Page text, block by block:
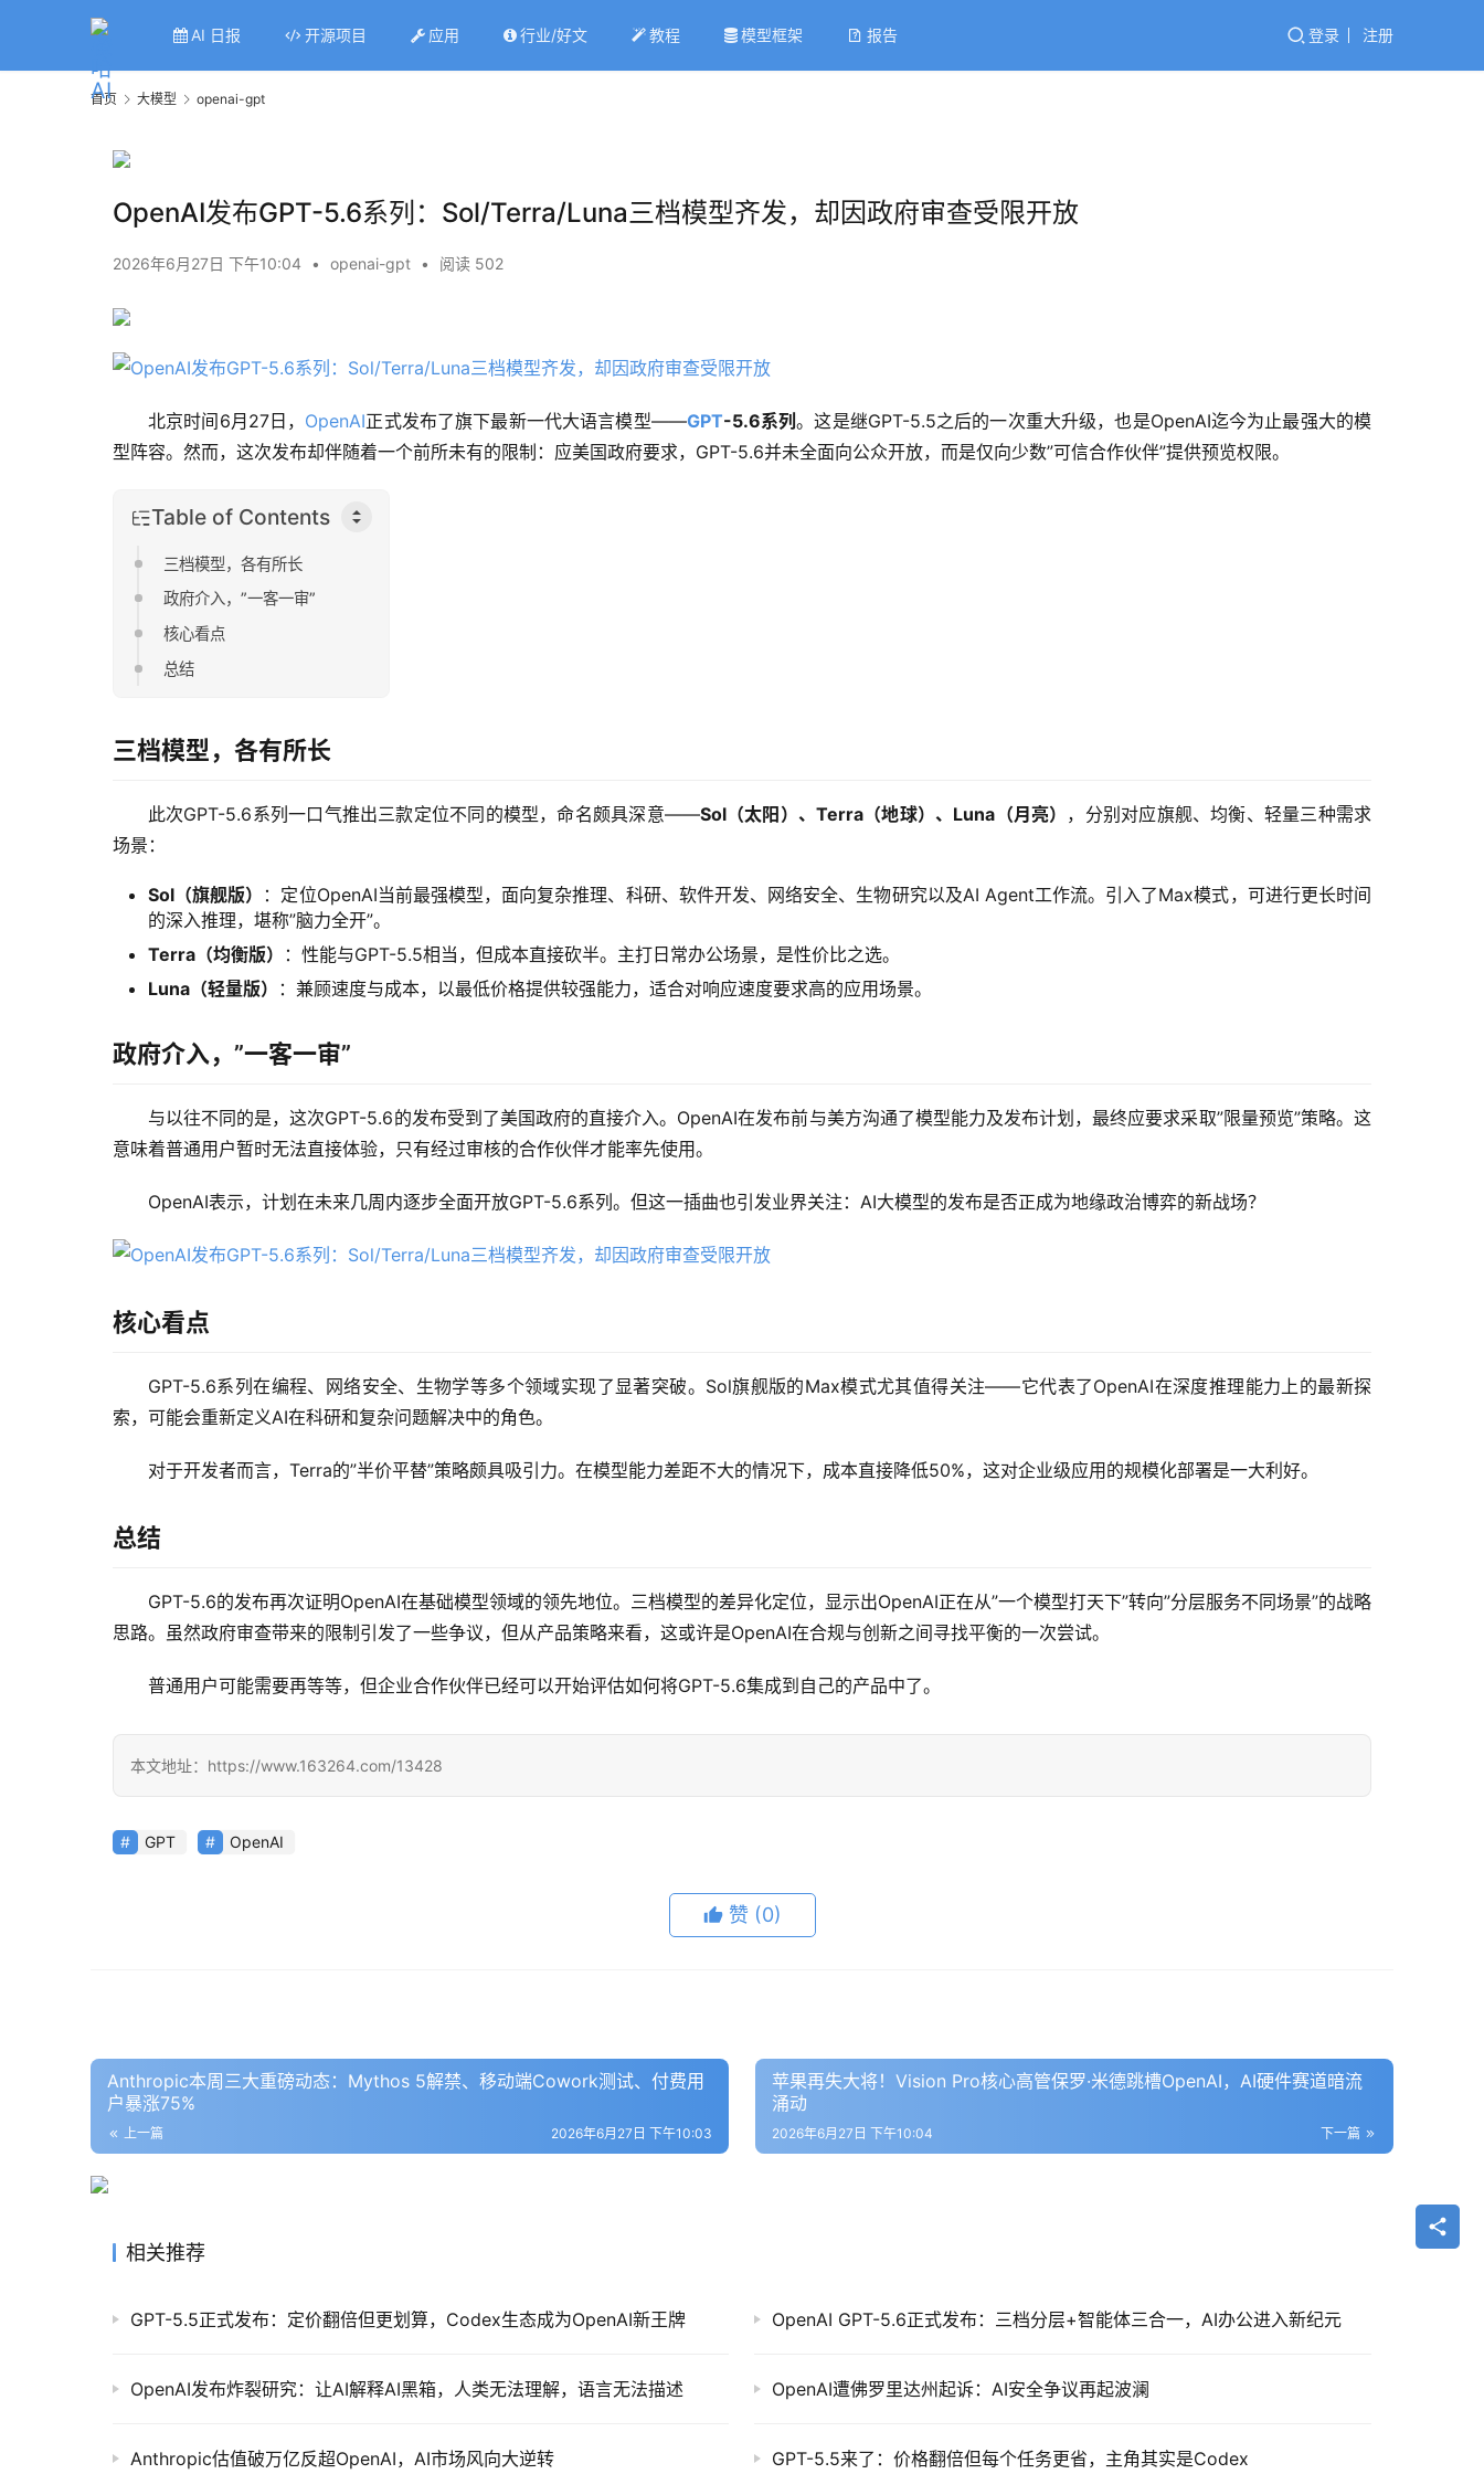
AI 日报 开源项目 应用 行业/好文 教程 模型框架 报告 登录 注册
首页 大模型 openai-gpt
OpenAI发布GPT-5.6系列：Sol/Terra/Luna三档模型齐发，却因政府审查受限开放
2026年6月27日 下午10:04 • openai-gpt • 阅读 502
北京时间6月27日， OpenAI正式发布了旗下最新一代大语言模型——GPT-5.6系列。这是继GPT-5.5之后的一次重大升级，也是OpenAI迄今为止最强大的模
型阵容。然而，这次发布却伴随着一个前所未有的限制：应美国政府要求，GPT-5.6并未全面向公众开放，而是仅向少数”可信合作伙伴”提供预览权限。
Table of Contents
三档模型，各有所长
政府介入，”一客一审”
核心看点
总结
三档模型，各有所长
此次GPT-5.6系列一口气推出三款定位不同的模型，命名颇具深意——Sol（太阳）、Terra（地球）、Luna（月亮） ，分别对应旗舰、均衡、轻量三种需求
场景：
Sol（旗舰版）
：定位OpenAI当前最强模型，面向复杂推理、科研、软件开发、网络安全、生物研究以及AI Agent工作流。引入了Max模式，可进行更长时间
的深入推理，堪称”脑力全开”。
Terra（均衡版）
：性能与GPT-5.5相当，但成本直接砍半。主打日常办公场景，是性价比之选。
Luna（轻量版）
：兼顾速度与成本，以最低价格提供较强能力，适合对响应速度要求高的应用场景。
政府介入，”一客一审”
与以往不同的是，这次GPT-5.6的发布受到了美国政府的直接介入。OpenAI在发布前与美方沟通了模型能力及发布计划，最终应要求采取”限量预览”策略。这
意味着普通用户暂时无法直接体验，只有经过审核的合作伙伴才能率先使用。
OpenAI表示，计划在未来几周内逐步全面开放GPT-5.6系列。但这一插曲也引发业界关注：AI大模型的发布是否正成为地缘政治博弈的新战场？
核心看点
GPT-5.6系列在编程、网络安全、生物学等多个领域实现了显著突破。Sol旗舰版的Max模式尤其值得关注——它代表了OpenAI在深度推理能力上的最新探
索，可能会重新定义AI在科研和复杂问题解决中的角色。
对于开发者而言，Terra的”半价平替”策略颇具吸引力。在模型能力差距不大的情况下，成本直接降低50%，这对企业级应用的规模化部署是一大利好。
总结
GPT-5.6的发布再次证明OpenAI在基础模型领域的领先地位。三档模型的差异化定位，显示出OpenAI正在从”一个模型打天下”转向”分层服务不同场景”的战略
思路。虽然政府审查带来的限制引发了一些争议，但从产品策略来看，这或许是OpenAI在合规与创新之间寻找平衡的一次尝试。
普通用户可能需要再等等，但企业合作伙伴已经可以开始评估如何将GPT-5.6集成到自己的产品中了。
本文地址：https://www.163264.com/13428
GPT OpenAI
赞 (0)
Anthropic本周三大重磅动态：Mythos 5解禁、移动端Cowork测试、付费用
户暴涨75%
上一篇 2026年6月27日 下午10:03
苹果再失大将！Vision Pro核心高管保罗·米德跳槽OpenAI，AI硬件赛道暗流
涌动
下一篇
2026年6月27日 下午10:04
相关推荐
GPT-5.5正式发布：定价翻倍但更划算，Codex生态成为OpenAI新王牌 OpenAI GPT-5.6正式发布：三档分层+智能体三合一，AI办公进入新纪元
OpenAI发布炸裂研究：让AI解释AI黑箱，人类无法理解，语言无法描述 OpenAI遭佛罗里达州起诉：AI安全争议再起波澜
Anthropic估值破万亿反超OpenAI，AI市场风向大逆转 GPT-5.5来了：价格翻倍但每个任务更省，主角其实是Codex